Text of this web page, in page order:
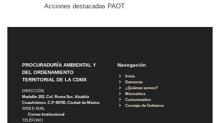
Acciones destacadas PAOT
PROCURADURÍA AMBIENTAL Y
DEL ORDENAMIENTO
TERRITORIAL DE LA CDMX
DIRECCIÓN
Medellín 202, Col. Roma Sur, Alcaldía
Cuauhtémoc, C.P. 06700, Ciudad de México
WEB E-MAIL
Correo Institucional
TELÉFONO
Navegación
Inicio
Denuncia
¿Quiénes somos?
Micrositios
Comunicados
Consejo de Gobierno